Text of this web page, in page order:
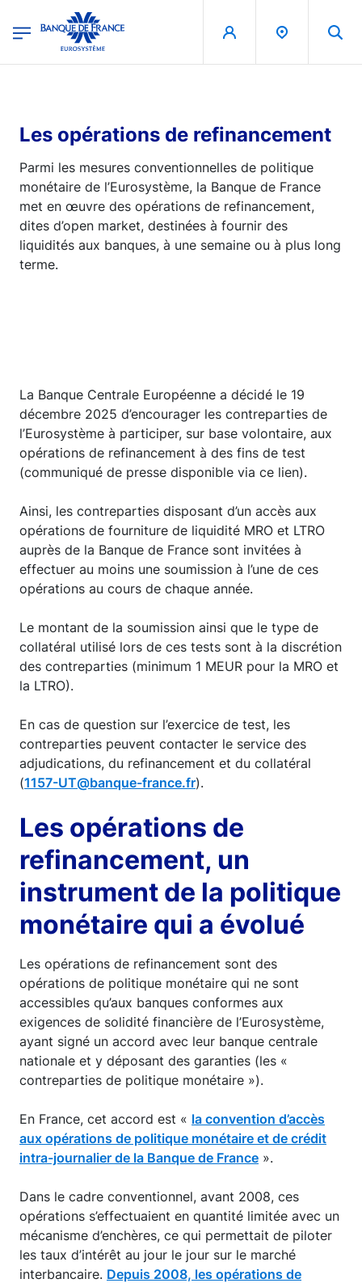
Banque de France - Menu Principal
Les opérations de refinancement
Parmi les mesures conventionnelles de politique
monétaire de l’Eurosystème, la Banque de France
met en œuvre des opérations de refinancement,
dites d’open market, destinées à fournir des
liquidités aux banques, à une semaine ou à plus long
terme.
La Banque Centrale Européenne a décidé le 19
décembre 2025 d’encourager les contreparties de
l’Eurosystème à participer, sur base volontaire, aux
opérations de refinancement à des fins de test
(communiqué de presse disponible via ce lien).
Ainsi, les contreparties disposant d’un accès aux
opérations de fourniture de liquidité MRO et LTRO
auprès de la Banque de France sont invitées à
effectuer au moins une soumission à l’une de ces
opérations au cours de chaque année.
Le montant de la soumission ainsi que le type de
collatéral utilisé lors de ces tests sont à la discrétion
des contreparties (minimum 1 MEUR pour la MRO et
la LTRO).
En cas de question sur l’exercice de test, les
contreparties peuvent contacter le service des
adjudications, du refinancement et du collatéral
(1157-UT@banque-france.fr).
Les opérations de
refinancement, un
instrument de la politique
monétaire qui a évolué
Les opérations de refinancement sont des
opérations de politique monétaire qui ne sont
accessibles qu’aux banques conformes aux
exigences de solidité financière de l’Eurosystème,
ayant signé un accord avec leur banque centrale
nationale et y déposant des garanties (les «
contreparties de politique monétaire »).
En France, cet accord est « la convention d’accès
aux opérations de politique monétaire et de crédit
intra-journalier de la Banque de France ».
Dans le cadre conventionnel, avant 2008, ces
opérations s’effectuaient en quantité limitée avec un
mécanisme d’enchères, ce qui permettait de piloter
les taux d’intérêt au jour le jour sur le marché
interbancaire. Depuis 2008, les opérations de